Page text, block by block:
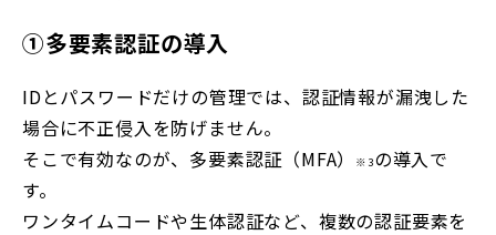
①多要素認証の導入
IDとパスワードだけの管理では、認証情報が漏洩した
場合に不正侵入を防げません。
そこで有効なのが、多要素認証（MFA）
※3の導入で
す。
ワンタイムコードや生体認証など、複数の認証要素を